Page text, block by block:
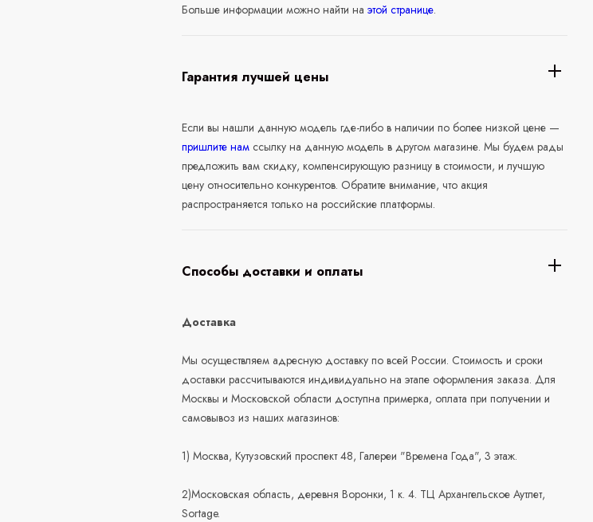
Больше информации можно найти наэтой странице.
Гарантия лучшей цены
Если вы нашли данную модель где-либо в наличии по более низкой цене —
пришлите нам ссылку на данную модель в другом магазине. Мы будем рады
предложить вам скидку, компенсирующую разницу в стоимости, и лучшую
цену относительно конкурентов. Обратите внимание, что акция
распространяется только на российские платформы.
Способы доставки и оплаты
Доставка
Мы осуществляем адресную доставку по всей России. Стоимость и сроки
доставки рассчитываются индивидуально на этапе оформления заказа. Для
Москвы и Московской области доступна примерка, оплата при получении и
самовывоз из наших магазинов:
1) Москва, Кутузовский проспект 48, Галереи "Времена Года", 3 этаж.
2)Московская область, деревня Воронки, 1 к. 4. ТЦ Архангельское Аутлет,
Sortage.